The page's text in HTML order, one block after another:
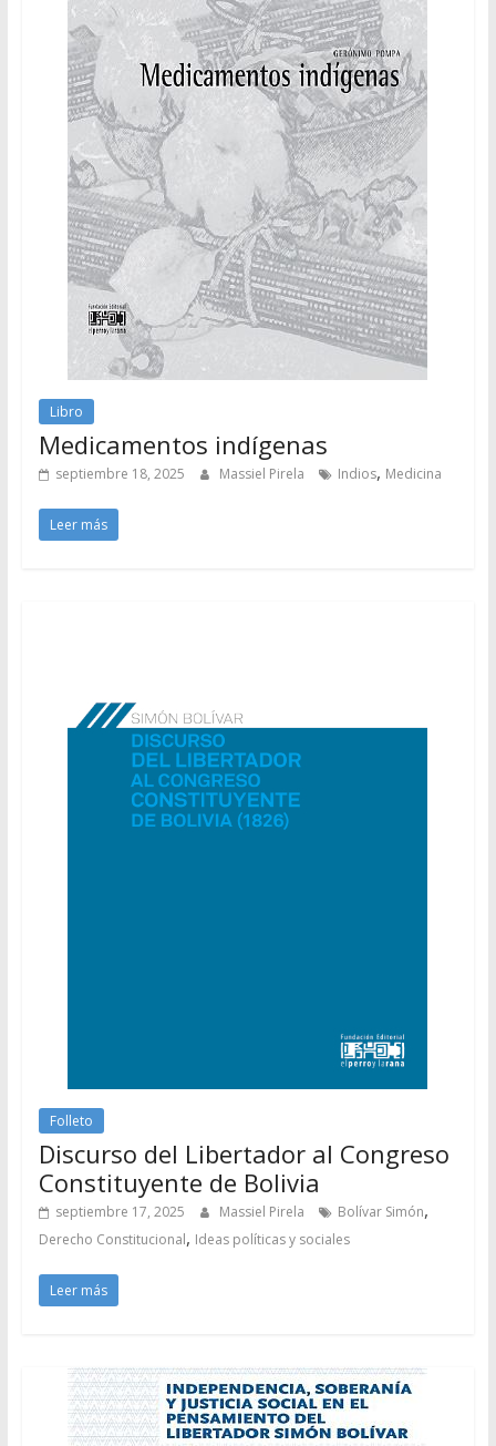
Libro
Medicamentos indígenas
septiembre 18, 2025 Massiel Pirela Indios, Medicina
Leer más
Folleto
Discurso del Libertador al Congreso
Constituyente de Bolivia
septiembre 17, 2025 Massiel Pirela Bolívar Simón,
Derecho Constitucional, Ideas políticas y sociales
Leer más